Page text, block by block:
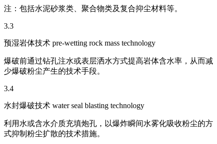
注：包括水泥砂浆类、聚合物类及复合抑尘材料等。
3.3
预湿岩体技术 pre-wetting rock mass technology
爆破前通过钻孔注水或表层洒水方式提高岩体含水率，从而减
少爆破粉尘产生的技术手段。
3.4
水封爆破技术 water seal blasting technology
利用水或含水介质充填炮孔，以爆炸瞬间水雾化吸收粉尘的方
式抑制粉尘扩散的技术措施。